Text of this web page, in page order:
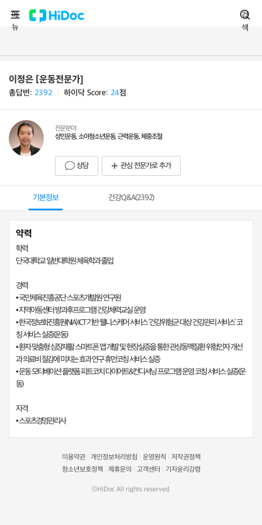
메
뉴
검
색
이정은 [운동전문가]
총답변: 2392 하이닥 Score: 24점
전문분야
성인운동, 소아청소년운동, 근력운동, 체중조절
상담 관심 전문가로 추가
기본정보 건강Q&A(2392)
약력
학력
단국대학교 일반대학원 체육학과 졸업
경력
• 국민체육진흥공단 스포츠개발원 연구원
• 지역아동센터 방과후프로그램 건강체력교실 운영
• 한국정보화진흥원(NIA) ICT 기반 웰니스케어 서비스 ‘건강위험군 대상 건강관리 서비스’ 코
칭 서비스 실증(운동)
• 환자 맞춤형 심장재활 스마트폰 앱 개발 및 현장실증을 통한 관상동맥질환 위험인자 개선
과 의료비 절감에 미치는 효과 연구 휴먼코칭 서비스 실증
• 운동 모티베이션 플랫폼 피트코치 다이어트&컨디셔닝 프로그램 운영 코칭 서비스 실증(운
동)
자격
• 스포츠경영관리사
이용약관 개인정보처리방침 운영원칙
저작권정책
청소년보호정책
제휴문의 고객센터 기자윤리강령
©HiDoc All rights reserved.